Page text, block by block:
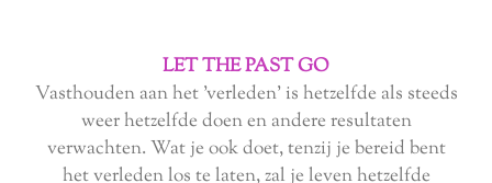
LET THE PAST GO
Vasthouden aan het 'verleden' is hetzelfde als steeds
weer hetzelfde doen en andere resultaten
verwachten. Wat je ook doet, tenzij je bereid bent
het verleden los te laten, zal je leven hetzelfde